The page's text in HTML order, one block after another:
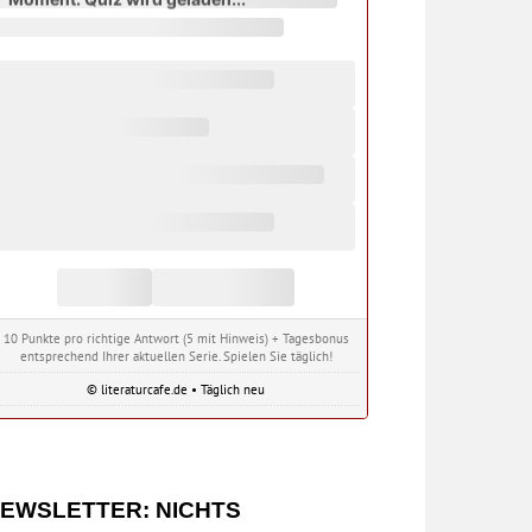
10 Punkte pro richtige Antwort (5 mit Hinweis) + Tagesbonus
entsprechend Ihrer aktuellen Serie. Spielen Sie täglich!
© literaturcafe.de • Täglich neu
NICHTS